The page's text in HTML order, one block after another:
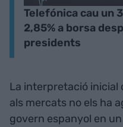
Telefónica cau un
2,85% a borsa
presidents
La interpretació inicial
als mercats no els ha
govern espanyol en